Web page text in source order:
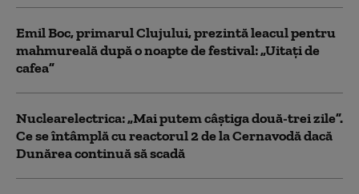
Emil Boc, primarul Clujului, prezintă leacul pentru
mahmureală după o noapte de festival: „Uitați de
cafea”
Nuclearelectrica: „Mai putem câștiga două-trei zile”.
Ce se întâmplă cu reactorul 2 de la Cernavodă dacă
Dunărea continuă să scadă